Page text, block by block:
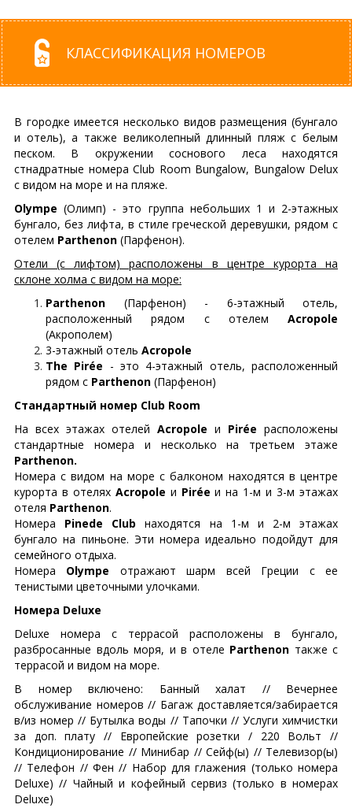
КЛАССИФИКАЦИЯ НОМЕРОВ
В городке имеется несколько видов размещения (бунгало
и отель), а также великолепный длинный пляж с белым
песком. В окружении соснового леса находятся
стнадратные номера Club Room Bungalow, Bungalow Delux
с видом на море и на пляже.
Olympe (Олимп) - это группа небольших 1 и 2-этажных
бунгало, без лифта, в стиле греческой деревушки, рядом с
отелем Parthenon (Парфенон).
Отели (с лифтом) расположены в центре курорта на
склоне холма с видом на море:
Parthenon (Парфенон) - 6-этажный отель,
расположенный рядом с отелем Acropole
(Акрополем)
3-этажный отель Acropole
The Pirée - это 4-этажный отель, расположенный
рядом с Parthenon (Парфенон)
Стандартный номер Club Room
На всех этажах отелей Acropole и Pirée расположены
стандартные номера и несколько на третьем этаже
Parthenon.
Номера с видом на море с балконом находятся в центре
курорта в отелях Acropole и Pirée и на 1-м и 3-м этажах
отеля Parthenon.
Номера Pinede Club находятся на 1-м и 2-м этажах
бунгало на пиньоне. Эти номера идеально подойдут для
семейного отдыха.
Номера Olympe отражают шарм всей Греции с ее
тенистыми цветочными улочками.
Номера Deluxe
Deluxe номера с террасой расположены в бунгало,
разбросанные вдоль моря, и в отеле Parthenon также с
террасой и видом на море.
В номер включено: Банный халат // Вечернее
обслуживание номеров // Багаж доставляется/забирается
в/из номер // Бутылка воды // Тапочки // Услуги химчистки
за доп. плату // Европейские розетки / 220 Вольт //
Кондиционирование // Минибар // Сейф(ы) // Телевизор(ы)
// Телефон // Фен // Набор для глажения (только номера
Deluxe) // Чайный и кофейный сервиз (только в нoмeрaх
Deluxe)